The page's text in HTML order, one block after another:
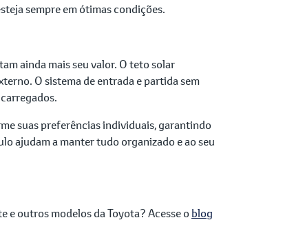
sempre em ótimas condições.
ainda mais seu valor. O teto solar
O sistema de entrada e partida sem
suas preferências individuais, garantindo
ajudam a manter tudo organizado e ao seu
e outros modelos da Toyota? Acesse o blog